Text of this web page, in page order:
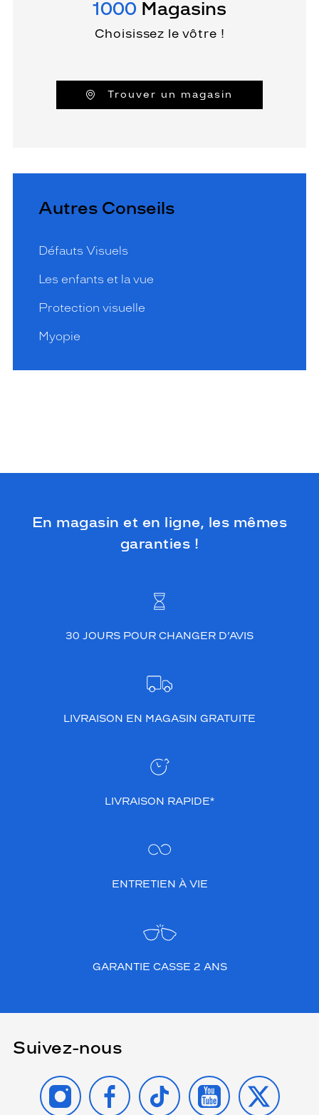
1000 Magasins
Choisissez le vôtre !
Trouver un magasin
Autres Conseils
Défauts Visuels
Les enfants et la vue
Protection visuelle
Myopie
En magasin et en ligne, les mêmes
garanties !
30 JOURS POUR CHANGER D’AVIS
LIVRAISON EN MAGASIN GRATUITE
LIVRAISON RAPIDE*
ENTRETIEN À VIE
GARANTIE CASSE 2 ANS
Suivez-nous
INSTAGRAMFACEBOOK
TIKTOK YOUTUBE
X